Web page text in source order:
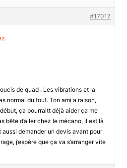
#17017
de quad . Les vibrations et la
normal du tout. Ton ami a raison,
ça pourraitt déjà aider ça me
bête d’aller chez le mécano, il est là
aussi demander un devis avant pour
j’espère que ça va s’arranger vite